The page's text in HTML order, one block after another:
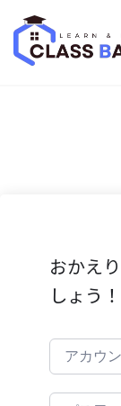
content
おかえ
しょう！